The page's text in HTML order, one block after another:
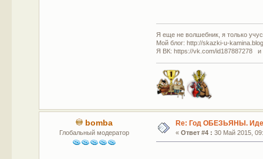
Я еще не волшебник, я только
Мой блог: http://skazki-u-
Я ВК: https://vk.com/id187887278 и
bomba
Глобальный модератор
Re: Год ОБЕЗЬЯНЫ.
« Ответ #4 : 30 Май 2015,